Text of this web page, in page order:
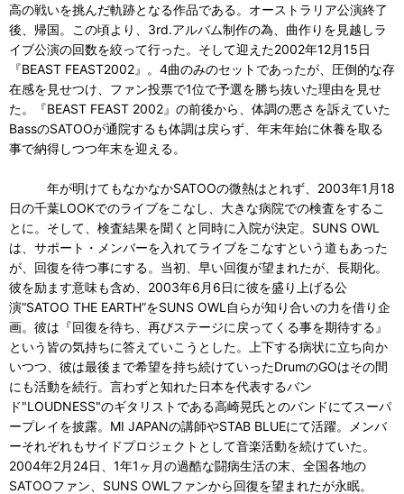
高の戦いを挑んだ軌跡となる作品である。オーストラリア公演終了
後、帰国。この頃より、3rd.アルバム制作の為、曲作りを見越しラ
イブ公演の回数を絞って行った。そして迎えた2002年12月15日
『BEAST FEAST2002』。4曲のみのセットであったが、圧倒的な存
在感を見せつけ、ファン投票で1位で予選を勝ち抜いた理由を見せ
た。『BEAST FEAST 2002』の前後から、体調の悪さを訴えていた
BassのSATOOが通院するも体調は戻らず、年末年始に休養を取る
事で納得しつつ年末を迎える。
年が明けてもなかなかSATOOの微熱はとれず、2003年1月18
日の千葉LOOKでのライブをこなし、大きな病院での検査をするこ
とに。そして、検査結果を聞くと同時に入院が決定。SUNS OWL
は、サポート・メンバーを入れてライブをこなすという道もあった
が、回復を待つ事にする。当初、早い回復が望まれたが、長期化。
彼を励ます意味も含め、2003年6月6日に彼を盛り上げる公
演“SATOO THE EARTH”をSUNS OWL自らが知り合いの力を借り企
画。彼は『回復を待ち、再びステージに戻ってくる事を期待する』
という皆の気持ちに答えていこうとした。上下する病状に立ち向か
いつつ、彼は最後まで希望を持ち続けていったDrumのGOはその間
にも活動を続行。言わずと知れた日本を代表するバン
ド"LOUDNESS"のギタリストである高崎晃氏とのバンドにてスーパ
ープレイを披露。MI JAPANの講師やSTAB BLUEにて活躍。メンバ
ーそれぞれもサイドプロジェクトとして音楽活動を続けていた。
2004年2月24日、1年1ヶ月の過酷な闘病生活の末、全国各地の
SATOOファン、SUNS OWLファンから回復を望まれたが永眠。